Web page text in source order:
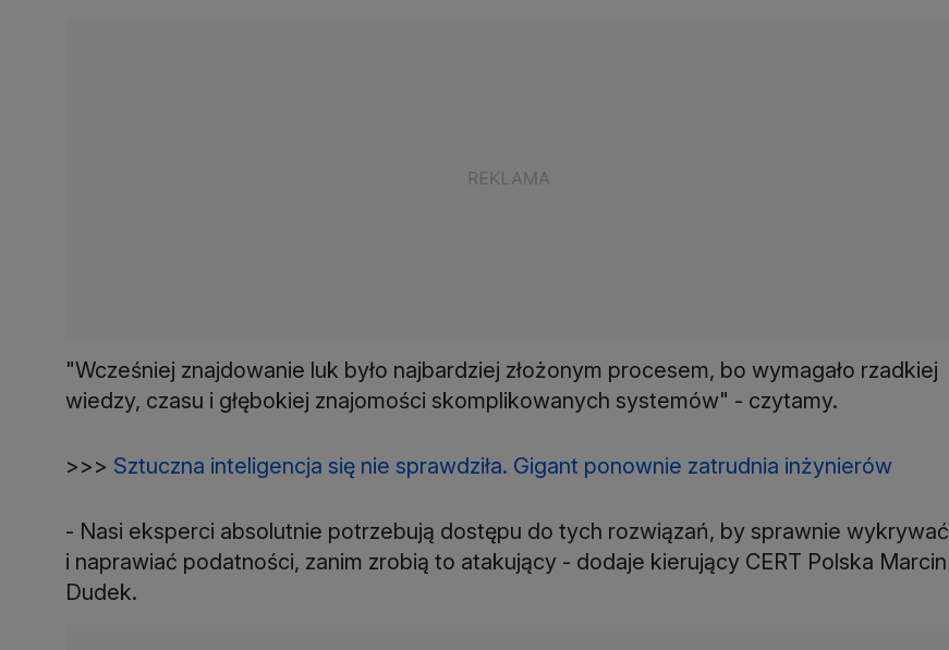
"Wcześniej znajdowanie luk było najbardziej złożonym procesem, bo wymagało rzadkiej
wiedzy, czasu i głębokiej znajomości skomplikowanych systemów" - czytamy.
>>> Sztuczna inteligencja się nie sprawdziła. Gigant ponownie zatrudnia inżynierów
- Nasi eksperci absolutnie potrzebują dostępu do tych rozwiązań, by sprawnie wykrywać
i naprawiać podatności, zanim zrobią to atakujący - dodaje kierujący CERT Polska Marcin
Dudek.